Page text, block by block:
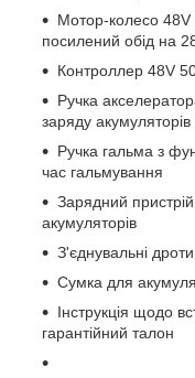
Мотор-колесо 48V
посилений обід на
Контроллер 48V
Ручка
заряду
Ручка гальма з
час гальмування
Зарядний
акумуляторів
З'єднувальні дроти
Сумка для
Інструкція щодо
гарантійний талон